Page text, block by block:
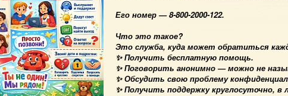
Его номер — 8-800-2000-122.
Что это такое?
Это служба, куда может обратиться
✨ Получить бесплатную помощь.
✨ Поговорить анонимно — можно не
✨ Обсудить свою проблему
✨ Получить поддержку круглосуточно, в